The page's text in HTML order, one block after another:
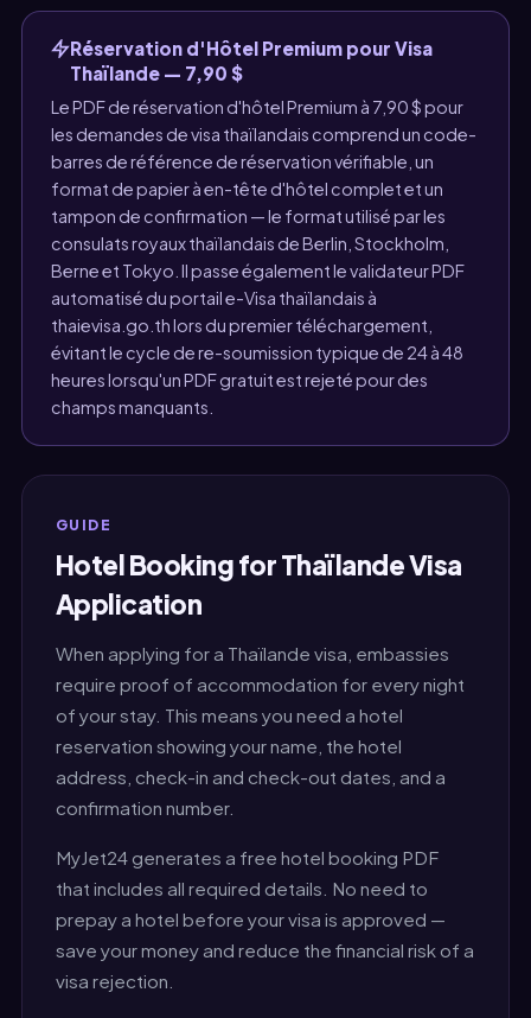
Réservation d'Hôtel Premium pour Visa
Thaïlande — 7,90 $
Le PDF de réservation d'hôtel Premium à 7,90 $ pour
les demandes de visa thaïlandais comprend un code-
barres de référence de réservation vérifiable, un
format de papier à en-tête d'hôtel complet et un
tampon de confirmation — le format utilisé par les
consulats royaux thaïlandais de Berlin, Stockholm,
Berne et Tokyo. Il passe également le validateur PDF
automatisé du portail e-Visa thaïlandais à
thaievisa.go.th lors du premier téléchargement,
évitant le cycle de re-soumission typique de 24 à 48
heures lorsqu'un PDF gratuit est rejeté pour des
champs manquants.
GUIDE
Hotel Booking for Thaïlande Visa
Application
When applying for a Thaïlande visa, embassies
require proof of accommodation for every night
of your stay. This means you need a hotel
reservation showing your name, the hotel
address, check-in and check-out dates, and a
confirmation number.
MyJet24 generates a free hotel booking PDF
that includes all required details. No need to
prepay a hotel before your visa is approved —
save your money and reduce the financial risk of a
visa rejection.